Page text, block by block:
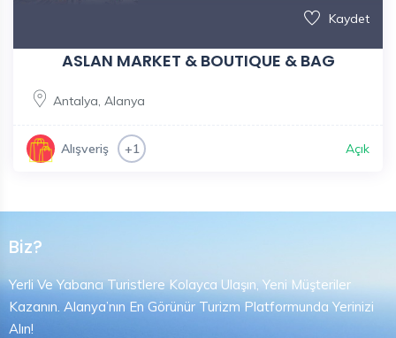
Kaydet
ASLAN MARKET & BOUTIQUE & BAG
Antalya, Alanya
Alışveriş +1 Açık
Biz?
Yerli Ve Yabancı Turistlere Kolayca Ulaşın, Yeni Müşteriler
Kazanın. Alanya’nın En Görünür Turizm Platformunda Yerinizi
Alın!